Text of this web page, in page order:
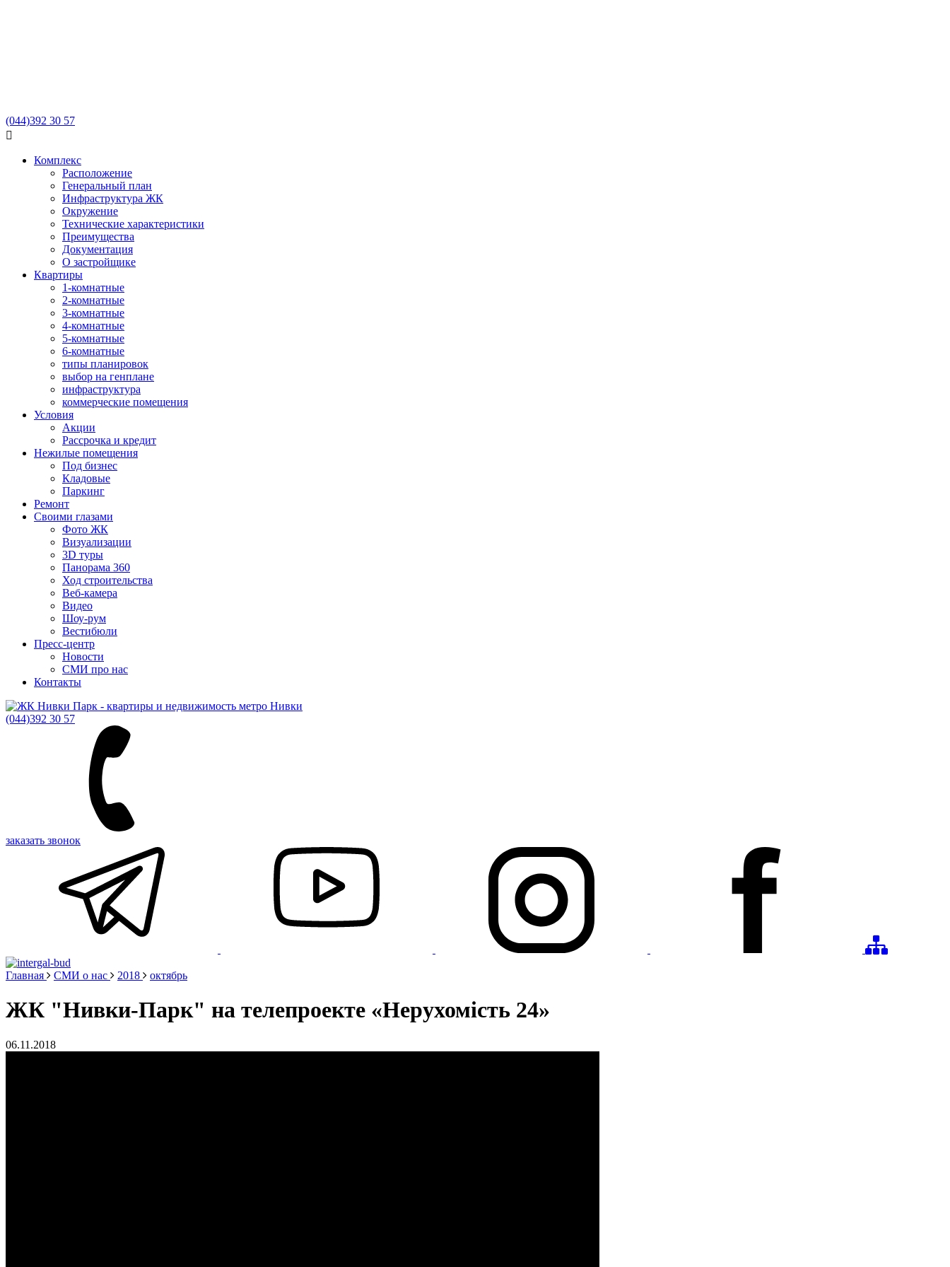
(044)392 30 57

Комплекс
Расположение
Генеральный план
Инфраструктура ЖК
Окружение
Технические характеристики
Преимущества
Документация
О застройщике
Квартиры
1-комнатные
2-комнатные
3-комнатные
4-комнатные
5-комнатные
6-комнатные
типы планировок
выбор на генплане
инфраструктура
коммерческие помещения
Условия
Акции
Рассрочка и кредит
Нежилые помещения
Под бизнес
Кладовые
Паркинг
Ремонт
Своими глазами
Фото ЖК
Визуализации
3D туры
Панорама 360
Ход строительства
Веб-камера
Видео
Шоу-рум
Вестибюли
Пресс-центр
Новости
СМИ про нас
Контакты
(044)392 30 57
заказать звонок
Главная СМИ о нас 2018 октябрь
ЖК "Нивки-Парк" на телепроекте «Нерухомість 24»
06.11.2018